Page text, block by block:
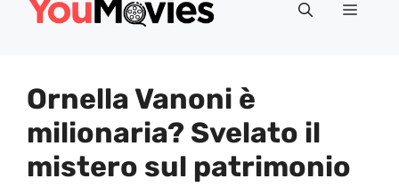
Menu
Ornella Vanoni è
milionaria? Svelato il
mistero sul patrimonio